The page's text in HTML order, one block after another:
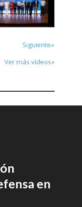
Siguiente»
Ver más vídeos»
en